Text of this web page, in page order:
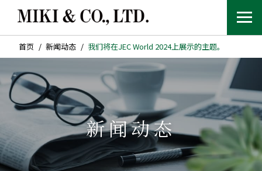
首页 新闻动态 我们将在JEC World 2024上展示的主题。
新闻动态